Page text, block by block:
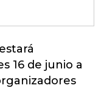
16 de junio a